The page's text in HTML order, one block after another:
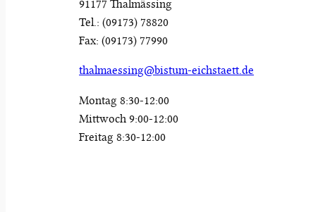
91177 Thalmässing
Tel.: (09173) 78820
Fax: (09173) 77990
thalmaessing@bistum-eichstaett.de
Montag 8:30-12:00
Mittwoch 9:00-12:00
Freitag 8:30-12:00